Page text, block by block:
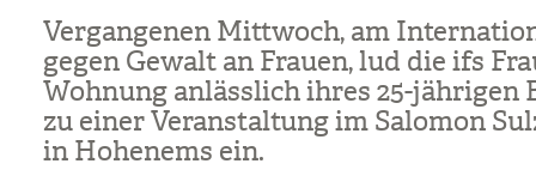
Ver­gan­ge­nen Mitt­woch, am
gegen Gewalt an Frauen, lud die ifs
Woh­nung anläss­lich ihres 25-jäh­ri­gen
zu einer Ver­an­stal­tung im Salo­mon
in Hohen­ems ein.